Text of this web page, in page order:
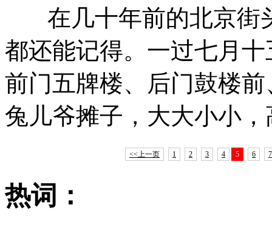
在几十年前的北京街
都还能记得。一过七月
前门五牌楼、后门鼓楼
兔儿爷摊子，大大小小
<<上一页 1 2 3 4 5 6 7
热词：